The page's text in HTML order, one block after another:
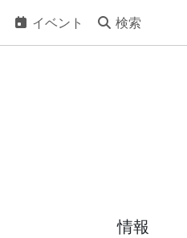
イベント 検索
情報